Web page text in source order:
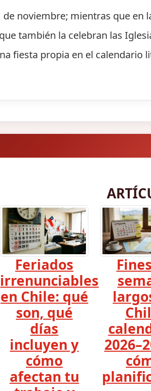
noviembre; mientras que en
también la celebran las
fiesta propia en el calendario
Feriados
irrenunciables
en Chile: qué
son, qué
días
incluyen y
cómo
afectan tu